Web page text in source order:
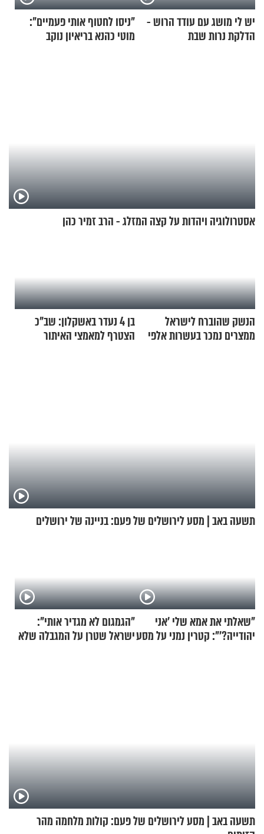
יש לי מושג עם עודד הרוש -
הדלקת נרות שבת
"ניסו לחטוף אותי פעמיים":
מוטי כהנא בריאיון נוקב
אסטרולוגיה ויהדות על קצה המזלג - הרב זמיר כהן
הנשק שהוברח לישראל
ממצרים נמכר בעשרות אלפי
בן 4 נעדר באשקלון: שב"כ
הצטרף למאמצי האיתור
תשעה באב | מסע לירושלים של פעם: בניינה של ירושלים
"שאלתי את אמא שלי 'אני
יהודייה?'": קטרין נמני על מסע
"הגמגום לא מגדיר אותי":
ישראל שטרן על המגבלה שלא
תשעה באב | מסע לירושלים של פעם: קולות מלחמה מהר